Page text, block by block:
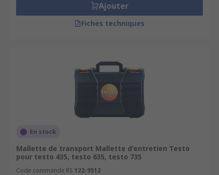
Ajouter
Fiches techniques
En stock
Mallette de transport Mallette d'entretien Testo
pour testo 435, testo 635, testo 735
Code commande RS 122-9512